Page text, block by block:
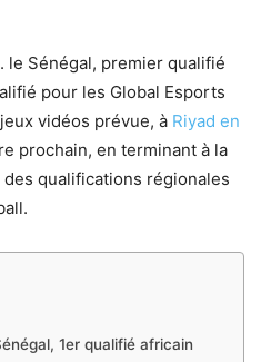
le Sénégal, premier qualifié
pour les Global Esports
vidéos prévue, à Riyad en
prochain, en terminant à la
qualifications régionales
1er qualifié africain